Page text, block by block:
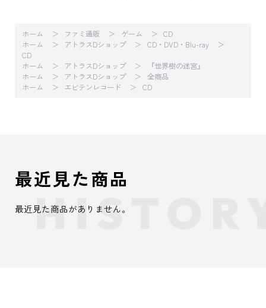
ホーム ファミ通販 ゲーム
CD
ホーム
アトラスDショップ
CD・DVD・Blu-ray
CD
ホーム
アトラスDショップ
『世界樹の迷宮』
ホーム
アトラスDショップ
全商品
ホーム
エビテンレコード CD
最近見た商品
最近見た商品がありません。